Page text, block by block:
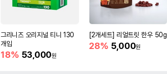
그리니즈 오리지널 티니 130
개입
18% 53,000원
[2개세트] 리얼트릿 한우 50g
28% 5,000원